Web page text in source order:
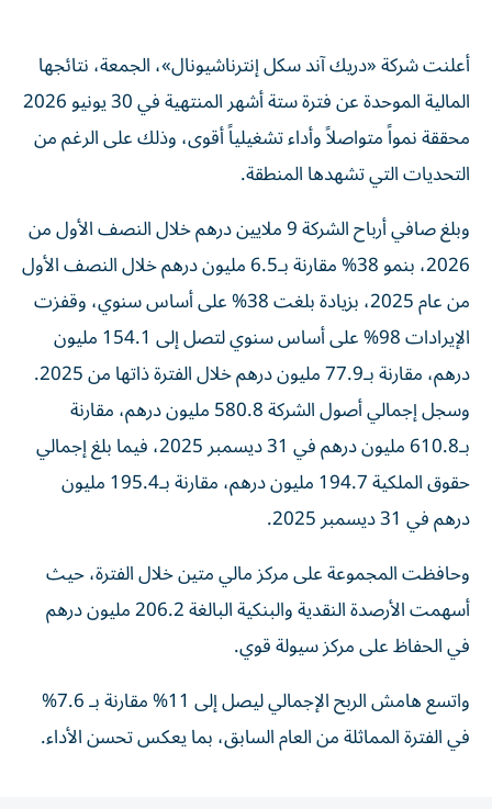
أعلنت شركة «دريك آند سكل إنترناشيونال»، الجمعة، نتائجها
المالية الموحدة عن فترة ستة أشهر المنتهية في 30 يونيو 2026
محققة نمواً متواصلاً وأداء تشغيلياً أقوى، وذلك على الرغم من
التحديات التي تشهدها المنطقة.
وبلغ صافي أرباح الشركة 9 ملايين درهم خلال النصف الأول من
2026، بنمو 38% مقارنة بـ6.5 مليون درهم خلال النصف الأول
من عام 2025، بزيادة بلغت 38% على أساس سنوي، وقفزت
الإيرادات 98% على أساس سنوي لتصل إلى 154.1 مليون
درهم، مقارنة بـ77.9 مليون درهم خلال الفترة ذاتها من 2025.
وسجل إجمالي أصول الشركة 580.8 مليون درهم، مقارنة
بـ610.8 مليون درهم في 31 ديسمبر 2025، فيما بلغ إجمالي
حقوق الملكية 194.7 مليون درهم، مقارنة بـ195.4 مليون
درهم في 31 ديسمبر 2025.
وحافظت المجموعة على مركز مالي متين خلال الفترة، حيث
أسهمت الأرصدة النقدية والبنكية البالغة 206.2 مليون درهم
في الحفاظ على مركز سيولة قوي.
واتسع هامش الربح الإجمالي ليصل إلى 11% مقارنة بـ 7.6%
في الفترة المماثلة من العام السابق، بما يعكس تحسن الأداء.